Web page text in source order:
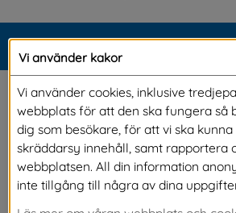
Meny
(För få
Regelbunden
gång- och
Vi använder kakor
Vi använder cookies, inklusive
webbplats för att den ska fungera så
dig som besökare, för att vi ska
skräddarsy innehåll, samt rapportera
webbplatsen. All din information
inte tillgång till några av dina